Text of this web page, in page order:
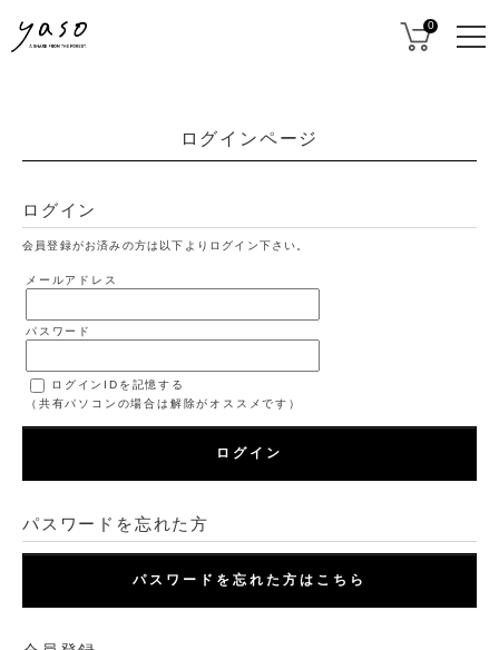
0
ログインページ
ログイン
会員登録がお済みの方は以下よりログイン下さい。
メールアドレス
パスワード
ログインIDを記憶する
（共有パソコンの場合は解除がオススメです）
ログイン
パスワードを忘れた方
パスワードを忘れた方はこちら